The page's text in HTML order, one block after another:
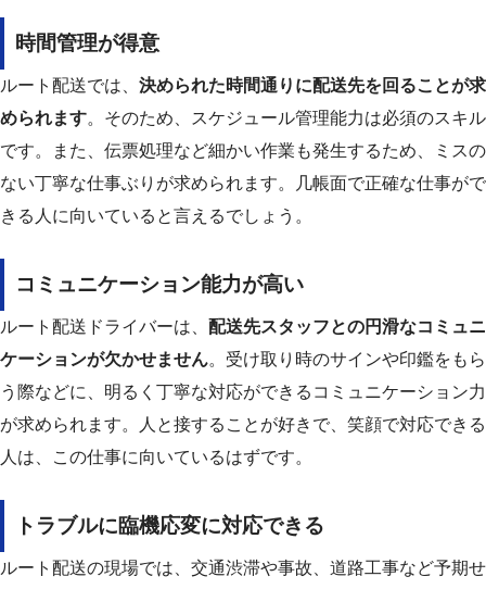
時間管理が得意
ルート配送では、 決められた時間通りに配送先を回ることが求
められます。そのため、スケジュール管理能力は必須のスキル
です。
また、伝票処理など細かい作業も発生するため、ミスの
ない丁寧な仕事ぶりが求められます。几帳面で正確な仕事がで
きる人に向いていると言えるでしょう。
コミュニケーション能力が高い
ルート配送ドライバーは、 配送先スタッフとの円滑なコミュニ
ケーションが欠かせません。 受け取り時のサインや印鑑をもら
う際などに、明るく丁寧な対応ができるコミュニケーション力
が求められます。
人と接することが好きで、笑顔で対応できる
人は、この仕事に向いているはずです。
トラブルに臨機応変に対応できる
ルート配送の現場では、交通渋滞や事故、道路工事など予期せ